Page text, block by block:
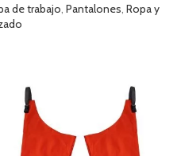
de trabajo, Pantalones, Ropa y